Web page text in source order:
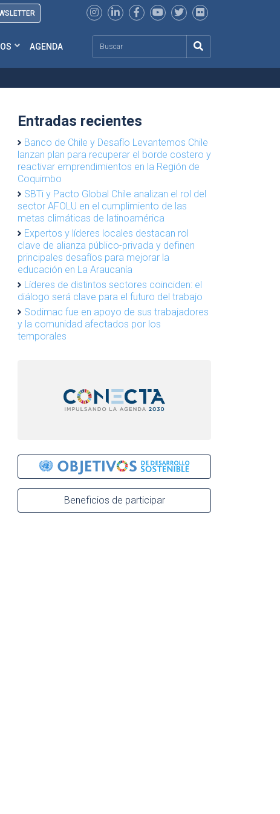
AGENDA
Entradas recientes
Banco de Chile y Desafío Levantemos Chile
lanzan plan para recuperar el borde costero y
reactivar emprendimientos en la Región de
Coquimbo
SBTi y Pacto Global Chile analizan el rol del
sector AFOLU en el cumplimiento de las
metas climáticas de latinoamérica
Expertos y líderes locales destacan rol
clave de alianza público-privada y definen
principales desafíos para mejorar la
educación en La Araucanía
Líderes de distintos sectores coinciden: el
diálogo será clave para el futuro del trabajo
Sodimac fue en apoyo de sus trabajadores
y la comunidad afectados por los
temporales
Beneficios de participar